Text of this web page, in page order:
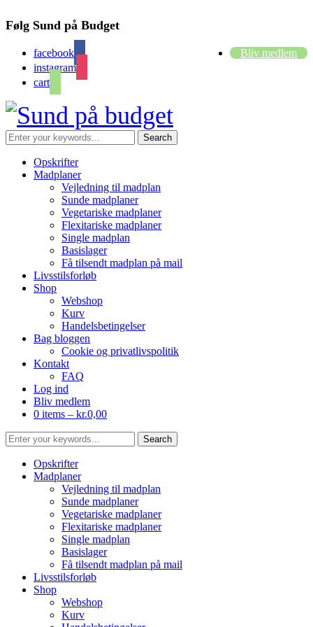
Følg Sund på Budget
facebook
instagram
cart
Bliv medlem
Opskrifter
Madplaner
Vejledning til madplan
Sunde madplaner
Vegetariske madplaner
Flexitariske madplaner
Single madplan
Basislager
Få tilsendt madplan på mail
Livsstilsforløb
Shop
Webshop
Kurv
Handelsbetingelser
Bag bloggen
Cookie og privatlivspolitik
Kontakt
FAQ
Log ind
Bliv medlem
0 items – kr.0,00
Opskrifter
Madplaner
Vejledning til madplan
Sunde madplaner
Vegetariske madplaner
Flexitariske madplaner
Single madplan
Basislager
Få tilsendt madplan på mail
Livsstilsforløb
Shop
Webshop
Kurv